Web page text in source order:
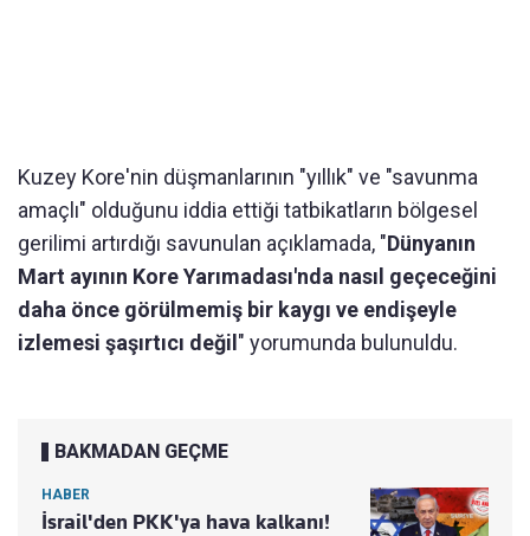
Kuzey Kore'nin düşmanlarının "yıllık" ve "savunma
amaçlı" olduğunu iddia ettiği tatbikatların bölgesel
gerilimi artırdığı savunulan açıklamada, "Dünyanın
Mart ayının Kore Yarımadası'nda nasıl geçeceğini
daha önce görülmemiş bir kaygı ve endişeyle
izlemesi şaşırtıcı değil " yorumunda bulunuldu.
BAKMADAN GEÇME
HABER
İsrail'den PKK'ya hava kalkanı!